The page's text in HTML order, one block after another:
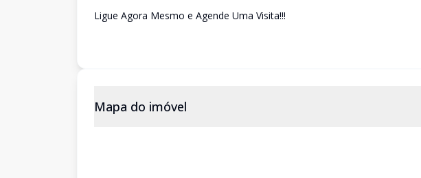
Ligue Agora Mesmo e Agende Uma Visita!!!
Mapa do imóvel